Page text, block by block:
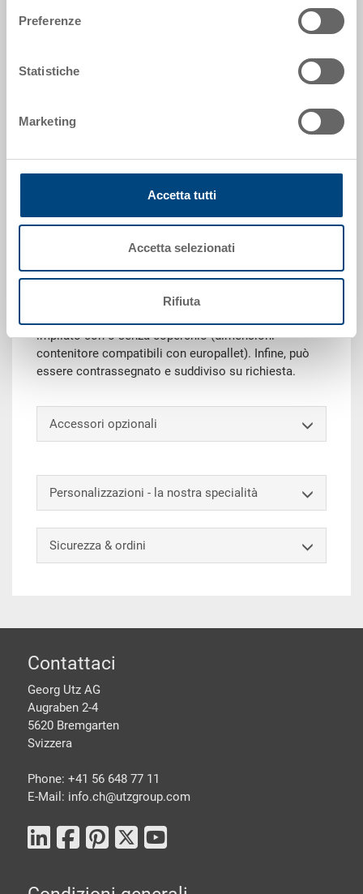
Preferenze
Statistiche
Marketing
Accetta tutti
Accetta selezionati
Rifiuta
Dimensioni esterne:
Grazie alla sua capacità di carico, il contenitore
impilabile RAKO è ideale per trasporto e stoccaggio.
impilato con o senza coperchio (dimensioni
contenitore compatibili con europallet). Infine, può
essere contrassegnato e suddiviso su richiesta.
Accessori opzionali
Personalizzazioni - la nostra specialità
Sicurezza & ordini
piè di pagine
Contattaci
Georg Utz AG
Augraben 2-4
5620 Bremgarten
Svizzera
Phone: +41 56 648 77 11
E-Mail: info.ch@utzgroup.com